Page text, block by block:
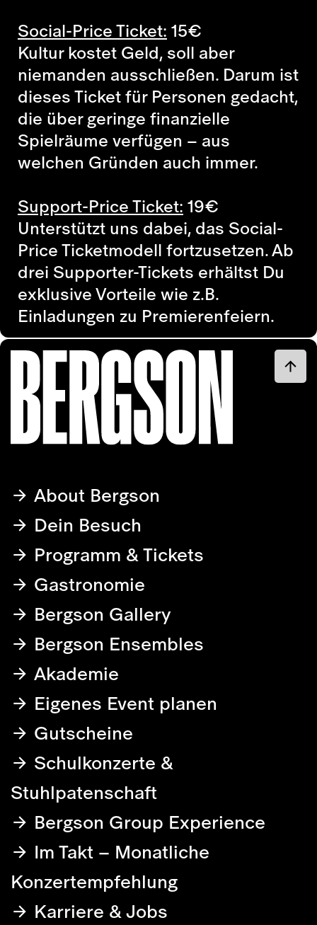
Social-Price Ticket:15€
Kultur kostet Geld, soll aber
niemanden ausschließen. Darum ist
dieses Ticket für Personen gedacht,
die über geringe finanzielle
Spielräume verfügen – aus
welchen Gründen auch immer.
Support-Price Ticket:19€
Unterstützt uns dabei, das Social-
Price Ticketmodell fortzusetzen. Ab
drei Supporter-Tickets erhältst Du
exklusive Vorteile wie z.B.
Einladungen zu Premierenfeiern.
About Bergson
Dein Besuch
Programm & Tickets
Gastronomie
Bergson Gallery
Bergson Ensembles
Akademie
Eigenes Event planen
Gutscheine
Schulkonzerte &
Stuhlpatenschaft
Bergson Group Experience
Im Takt – Monatliche
Konzertempfehlung
Karriere & Jobs